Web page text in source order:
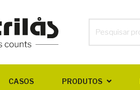
CASOS PRODUTOS